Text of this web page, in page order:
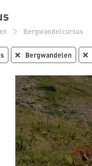
Bergwandelcursus
Bergwandelen